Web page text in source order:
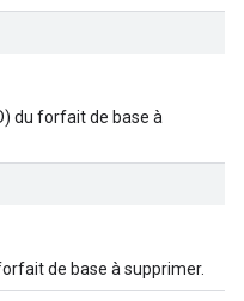
du forfait de base à
de base à supprimer.